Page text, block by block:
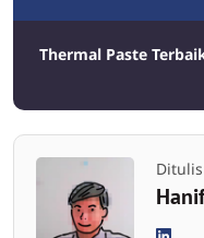
Thermal Paste
Hanif